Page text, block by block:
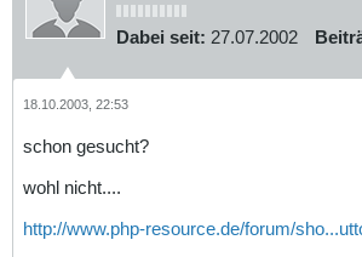
Dabei seit: 27.07.2002
18.10.2003, 22:53
schon gesucht?
wohl nicht....
http://www.php-resource.de/forum/